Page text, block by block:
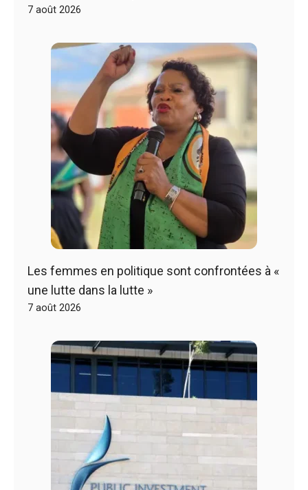
7 août 2026
Les femmes en politique sont confrontées à «
une lutte dans la lutte »
7 août 2026